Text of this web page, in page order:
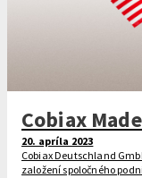
Cobiax
20. apríla 2023
Cobiax Deutschland
založení spoločného